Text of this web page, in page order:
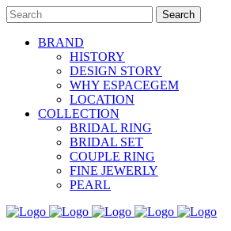
BRAND
HISTORY
DESIGN STORY
WHY ESPACEGEM
LOCATION
COLLECTION
BRIDAL RING
BRIDAL SET
COUPLE RING
FINE JEWERLY
PEARL